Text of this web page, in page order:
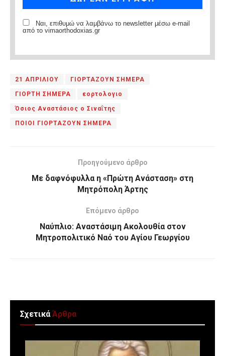
Ναι, επιθυμώ να λαμβάνω το newsletter μέσω e-mail
από το vimaorthodoxias.gr
21 ΑΠΡΙΛΙΟΥ ΓΙΟΡΤΑΖΟΥΝ ΣΗΜΕΡΑ
ΓΙΟΡΤΗ ΣΗΜΕΡΑ εορτολογιο
Όσιος Αναστάσιος ο Σιναΐτης
ΠΟΙΟΙ ΓΙΟΡΤΑΖΟΥΝ ΣΗΜΕΡΑ
Προηγούμενο άρθρο
Με δαφνόφυλλα η «Πρώτη Ανάσταση» στη
Μητρόπολη Άρτης
Επόμενο άρθρο
Ναύπλιο: Αναστάσιμη Ακολουθία στον
Μητροπολιτικό Ναό του Αγίου Γεωργίου
ΣχετικάΆρθρα